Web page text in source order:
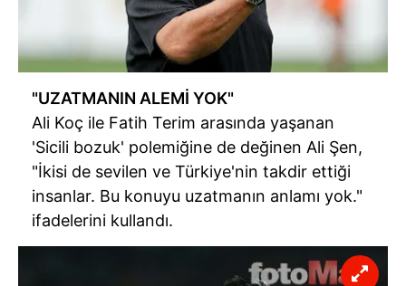
"UZATMANIN ALEMİ YOK"
Ali Koç ile Fatih Terim arasında yaşanan
'Sicili bozuk' polemiğine de değinen Ali Şen,
"İkisi de sevilen ve Türkiye'nin takdir ettiği
insanlar. Bu konuyu uzatmanın anlamı yok."
ifadelerini kullandı.